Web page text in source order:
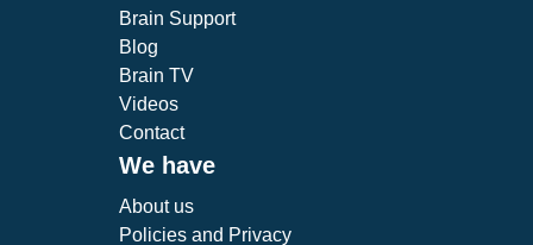
Brain Support
Blog
Brain TV
Videos
Contact
We have
About us
Policies and Privacy